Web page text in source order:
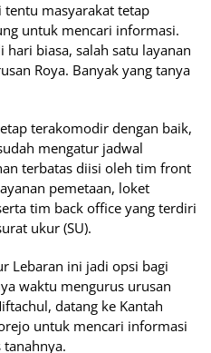
tentu masyarakat tetap
untuk mencari informasi.
hari biasa, salah satu layanan
Roya. Banyak yang tanya
terakomodir dengan baik,
mengatur jadwal
terbatas diisi oleh tim front
pemetaan, loket
tim back office yang terdiri
ukur (SU).
Lebaran ini jadi opsi bagi
waktu mengurus urusan
datang ke Kantah
untuk mencari informasi
tanahnya.